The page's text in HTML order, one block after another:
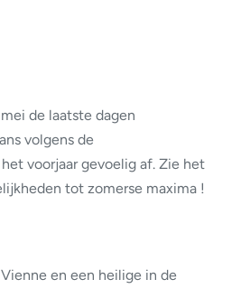
de laatste dagen
volgens de
voorjaar gevoelig af. Zie het
tot zomerse maxima !
en een heilige in de